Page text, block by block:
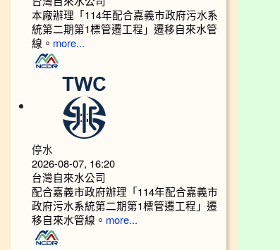
本廠辦理「114年配合嘉義市政府污水系
統第二期第1標管遷工程」遷移自來水管
線。 more...
停水
2026-08-07, 16:20
台灣自來水公司
配合嘉義市政府辦理「114年配合嘉義市
政府污水系統第二期第1標管遷工程」遷
移自來水管線。 more...